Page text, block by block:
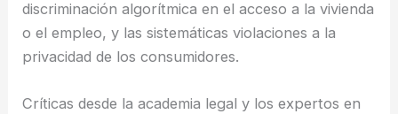
discriminación algorítmica en el acceso a la vivienda
o el empleo, y las sistemáticas violaciones a la
privacidad de los consumidores.
Críticas desde la academia legal y los expertos en